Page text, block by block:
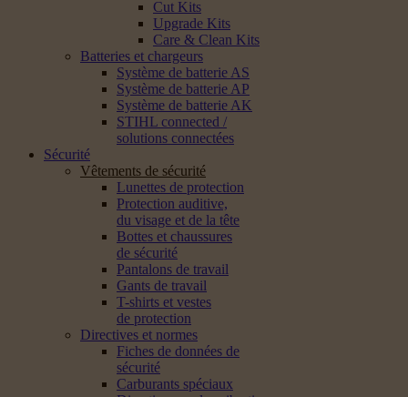
Cut Kits
Upgrade Kits
Care & Clean Kits
Batteries et chargeurs
Système de batterie AS
Système de batterie AP
Système de batterie AK
STIHL connected /
solutions connectées
Sécurité
Vêtements de sécurité
Lunettes de protection
Protection auditive,
du visage et de la tête
Bottes et chaussures
de sécurité
Pantalons de travail
Gants de travail
T-shirts et vestes
de protection
Directives et normes
Fiches de données de
sécurité
Carburants spéciaux